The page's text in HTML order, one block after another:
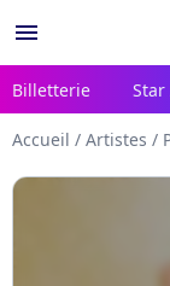
menu
Billetterie Star
Accueil / Artistes /